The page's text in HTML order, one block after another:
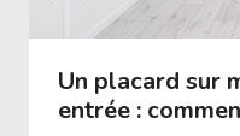
Un placard sur
entrée :